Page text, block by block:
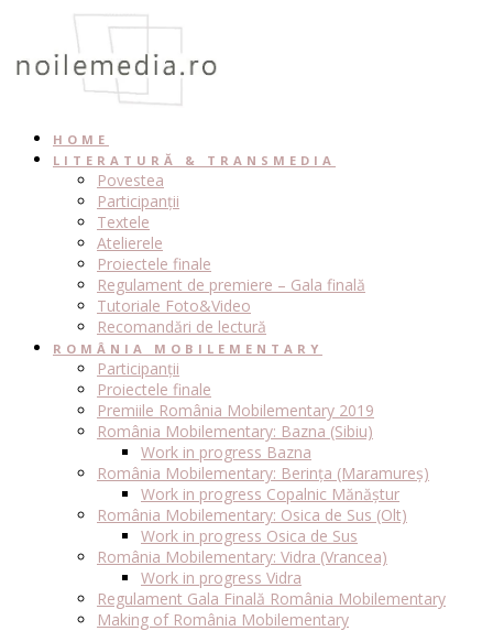
content
HOME
LITERATURĂ & TRANSMEDIA
Povestea
Participanții
Textele
Atelierele
Proiectele finale
Regulament de premiere – Gala finală
Tutoriale Foto&Video
Recomandări de lectură
ROMÂNIA MOBILEMENTARY
Participanții
Proiectele finale
Premiile România Mobilementary 2019
România Mobilementary: Bazna (Sibiu)
Work in progress Bazna
România Mobilementary: Berința (Maramureș)
Work in progress Copalnic Mănăștur
România Mobilementary: Osica de Sus (Olt)
Work in progress Osica de Sus
România Mobilementary: Vidra (Vrancea)
Work in progress Vidra
Regulament Gala Finală România Mobilementary
Making of România Mobilementary